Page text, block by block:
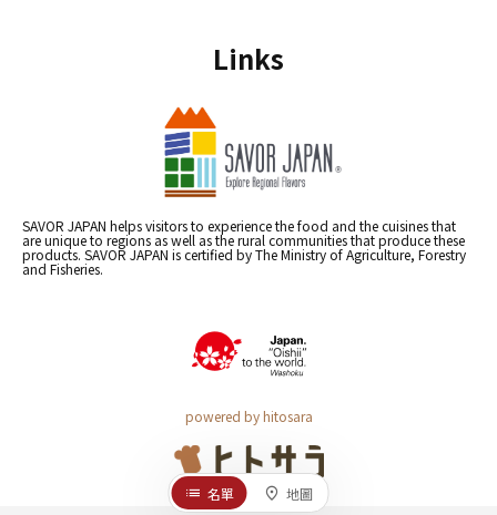
Links
SAVOR JAPAN helps visitors to experience the food and the cuisines that
are unique to regions as well as the rural communities that produce these
products. SAVOR JAPAN is certified by The Ministry of Agriculture, Forestry
and Fisheries.
powered by hitosara
名單 地圖